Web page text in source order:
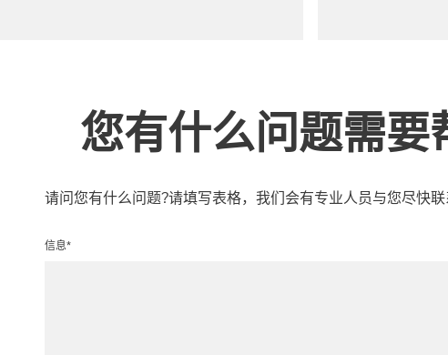
您有什么问题需要
请问您有什么问题?请填写表格，我们会有专业人员与您尽快联
信息*